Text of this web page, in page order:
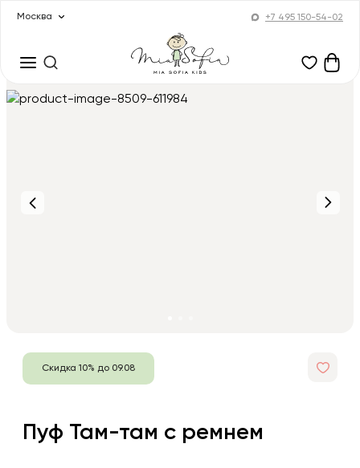
Москва +7 495 150-54-02
Скидка 10% до 09.08
Пуф Там-там с ремнем